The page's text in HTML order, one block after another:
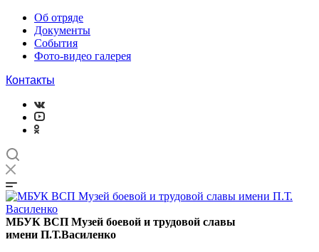
Об отряде
Документы
События
Фото-видео галерея
Контакты
МБУК ВСП Музей боевой и трудовой славы
имени П.Т.Василенко